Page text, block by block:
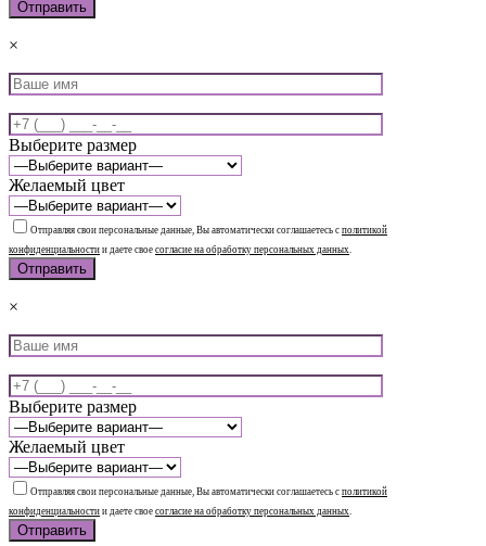
×
Выберите размер
Желаемый цвет
Отправляя свои персональные данные, Вы автоматически соглашаетесь с политикой
конфиденциальности и даете свое согласие на обработку персональных данных.
×
Выберите размер
Желаемый цвет
Отправляя свои персональные данные, Вы автоматически соглашаетесь с политикой
конфиденциальности и даете свое согласие на обработку персональных данных.